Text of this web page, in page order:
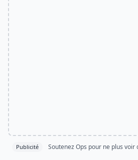
Publicité Soutenez Ops pour ne plus voir